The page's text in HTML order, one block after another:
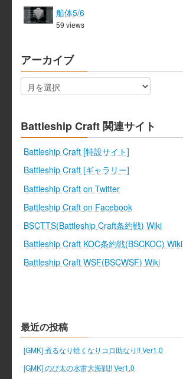
船体5/6
59 views
アーカイブ
ア
ー
ブ
Battleship Craft 関連サイト
Battleship Craft [特設サイト]
Battleship Craft [ギャラリー]
Battleship Craft on Twitter
Battleship Craft on Facebook
BSCTTS(Battleship Craft条約戦) Wiki
Battleship Craft KOC条約戦(BSCKOC) Wiki
Battleship Craft WSF(BSCWSF) Wiki
最近の投稿
[GMK] 煮るなり焼くなりコロ助なり!! Ver1.0
[GMK] のび太の水雷大海戦!! Ver1.0